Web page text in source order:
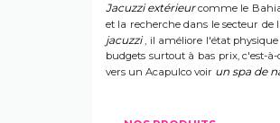
Jacuzzi extérieurcomme le
et la recherche dans le secteur
jacuzzi, il améliore l'état physique
budgets surtout à bas prix, c'est-
vers un Acapulco voir un spa de